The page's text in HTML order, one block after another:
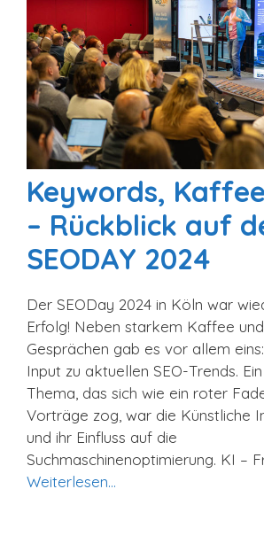
Keywords,
– Rückblick auf
SEODAY 2024
Der SEODay 2024 in Köln war
Erfolg! Neben starkem Kaffee
Gesprächen gab es vor allem
Input zu aktuellen SEO-Trends.
Thema, das sich wie ein roter
Vorträge zog, war die Künstliche
und ihr Einfluss auf die
Suchmaschinenoptimierung. KI –
Weiterlesen…